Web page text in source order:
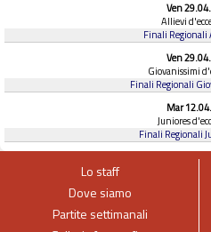
Ven
Allievi
Finali
Ven
Giovanissimi
Finali Regionali
Mar
Juniores
Finali Regionali
Lo staff
Dove siamo
Partite settimanali